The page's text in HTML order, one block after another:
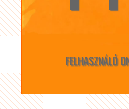
FELHASZNÁLÓ